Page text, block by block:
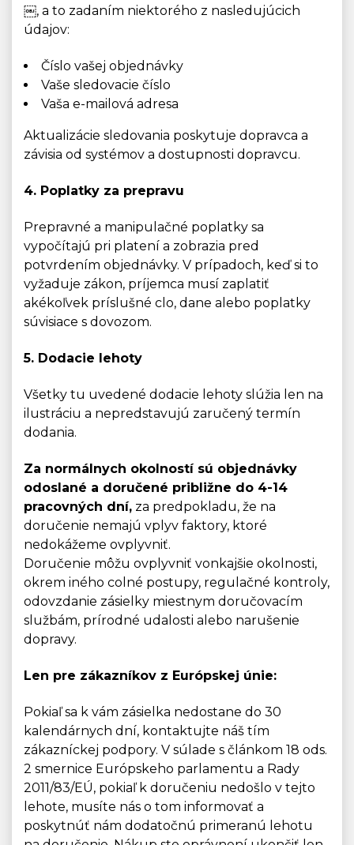
￼, a to zadaním niektorého z nasledujúcich
údajov:
Číslo vašej objednávky
Vaše sledovacie číslo
Vaša e-mailová adresa
Aktualizácie sledovania poskytuje dopravca a
závisia od systémov a dostupnosti dopravcu.
4. Poplatky za prepravu
Prepravné a manipulačné poplatky sa
vypočítajú pri platení a zobrazia pred
potvrdením objednávky. V prípadoch, keď si to
vyžaduje zákon, príjemca musí zaplatiť
akékoľvek príslušné clo, dane alebo poplatky
súvisiace s dovozom.
5. Dodacie lehoty
Všetky tu uvedené dodacie lehoty slúžia len na
ilustráciu a nepredstavujú zaručený termín
dodania.
Za normálnych okolností sú objednávky
odoslané a doručené približne do 4-14
pracovných dní, za predpokladu, že na
doručenie nemajú vplyv faktory, ktoré
nedokážeme ovplyvniť.
Doručenie môžu ovplyvniť vonkajšie okolnosti,
okrem iného colné postupy, regulačné kontroly,
odovzdanie zásielky miestnym doručovacím
službám, prírodné udalosti alebo narušenie
dopravy.
Len pre zákazníkov z Európskej únie:
Pokiaľ sa k vám zásielka nedostane do 30
kalendárnych dní, kontaktujte náš tím
zákazníckej podpory. V súlade s článkom 18 ods.
2 smernice Európskeho parlamentu a Rady
2011/83/EÚ, pokiaľ k doručeniu nedošlo v tejto
lehote, musíte nás o tom informovať a
poskytnúť nám dodatočnú primeranú lehotu